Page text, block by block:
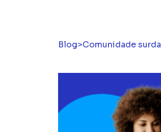
Blog>Comunidade surda